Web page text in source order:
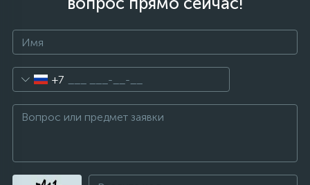
+7